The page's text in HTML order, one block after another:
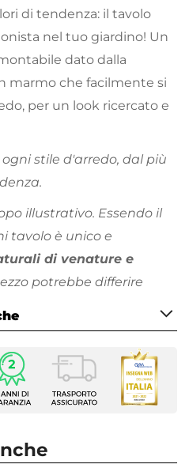
di tendenza: il tavolo
nel tuo giardino! Un
dato dalla
marmo che facilmente si
per un look ricercato e
stile d'arredo, dal più
illustrativo. Essendo il
tavolo è unico e
di venature e
potrebbe differire
che vengono
bisogno di cure
i tuoi arredi da
a pioggia, raggi